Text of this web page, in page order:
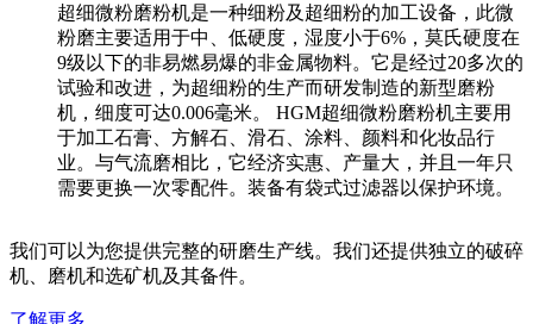
超细微粉磨粉机是一种细粉及超细粉的加工设备，此微
粉磨主要适用于中、低硬度，湿度小于6%，莫氏硬度在
9级以下的非易燃易爆的非金属物料。它是经过20多次的
试验和改进，为超细粉的生产而研发制造的新型磨粉
机，细度可达0.006毫米。 HGM超细微粉磨粉机主要用
于加工石膏、方解石、滑石、涂料、颜料和化妆品行
业。与气流磨相比，它经济实惠、产量大，并且一年只
需要更换一次零配件。装备有袋式过滤器以保护环境。
我们可以为您提供完整的研磨生产线。我们还提供独立的破碎
机、磨机和选矿机及其备件。
了解更多